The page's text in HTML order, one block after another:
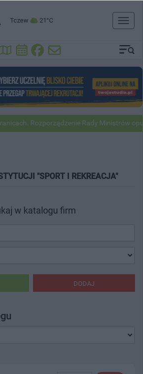
Tczew 21°C
Toggle
Rozporządzenie Rady Ministrów
"SPORT I REKREACJA"
w katalogu firm
DODAJ